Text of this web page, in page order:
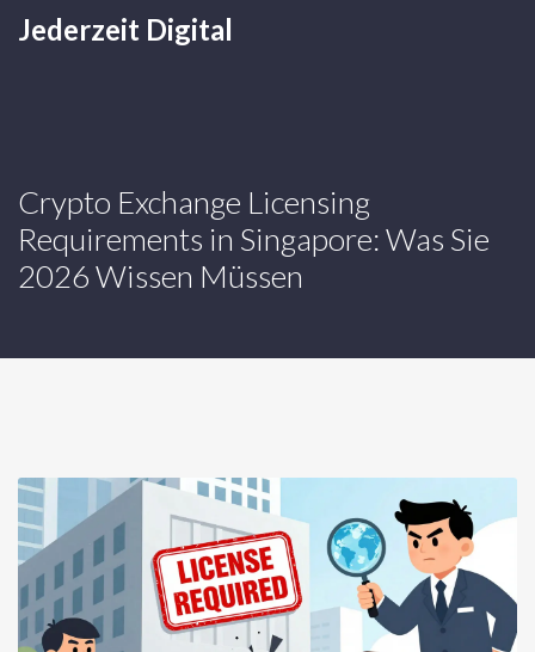
Jederzeit Digital
Crypto Exchange Licensing
Requirements in Singapore: Was Sie
2026 Wissen Müssen